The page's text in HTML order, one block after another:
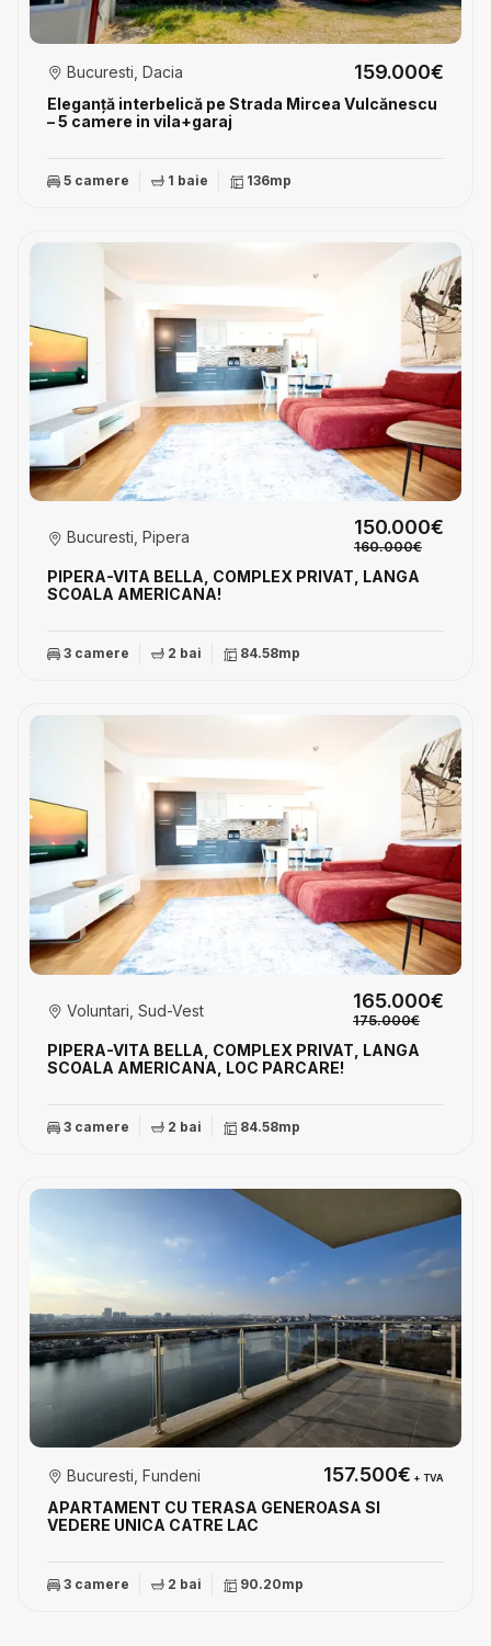
Eleganță interbelică pe Strada Mircea Vulcănescu
– 5 camere in vila+garaj
Bucuresti, Dacia 159.000€
5 camere 1 baie 136mp
PIPERA-VITA BELLA, COMPLEX PRIVAT, LANGA
SCOALA AMERICANA!
Bucuresti, Pipera 150.000€
160.000€
3 camere 2 bai 84.58mp
PIPERA-VITA BELLA, COMPLEX PRIVAT, LANGA
SCOALA AMERICANA, LOC PARCARE!
Voluntari, Sud-Vest 165.000€
175.000€
3 camere 2 bai 84.58mp
APARTAMENT CU TERASA GENEROASA SI
VEDERE UNICA CATRE LAC
Bucuresti, Fundeni 157.500€ + TVA
3 camere 2 bai 90.20mp